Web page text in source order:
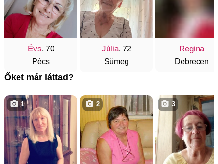
Évs, 70
Pécs
Júlia, 72
Sümeg
Regina
Debrecen
Őket már láttad?
1 2 3